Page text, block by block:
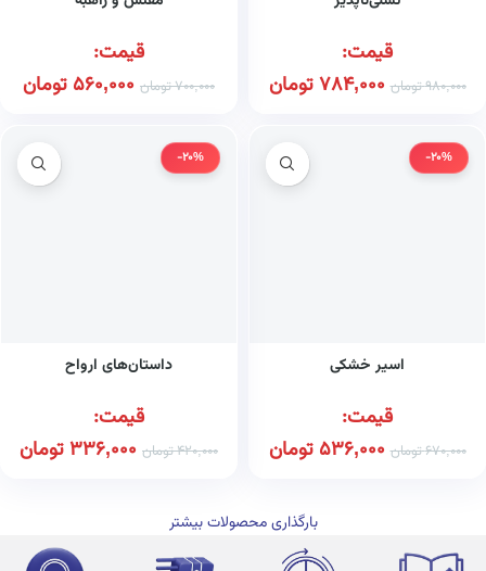
قیمت:
980,000تومان 784,000تومان
قیمت:
700,000تومان 560,000 تومان
-20%
اسیر خشکی
قیمت:
670,000تومان 536,000 تومان
-20%
داستان‌های ارواح
قیمت:
420,000تومان 336,000تومان
بارگذاری محصولات بیشتر